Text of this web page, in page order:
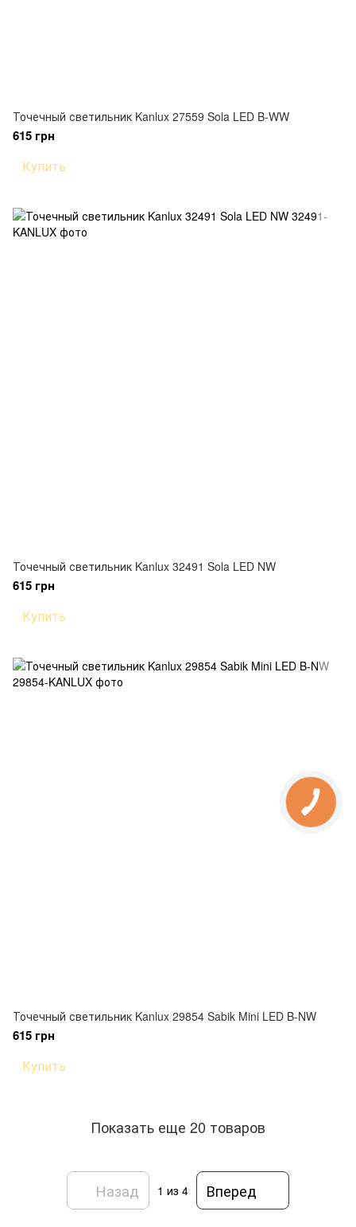
Точечный светильник Kanlux 27559 Sola LED B-WW
615 грн
Купить
Точечный светильник Kanlux 32491 Sola LED NW
615 грн
Купить
Точечный светильник Kanlux 29854 Sabik Mini LED B-NW
615 грн
Купить
Показать еще 20 товаров
Назад 1 из 4 Вперед